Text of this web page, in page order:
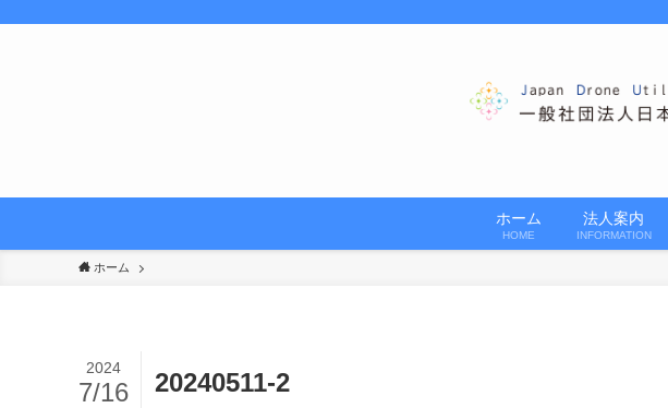
ホーム
HOME
法人案内
INFORMATION
ホーム
20240511-2
2024
7/16